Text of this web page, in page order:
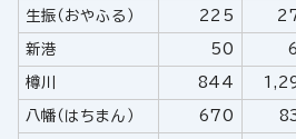
生振（おやふる） 225
新港 50
樽川 844
八幡（はちまん） 670